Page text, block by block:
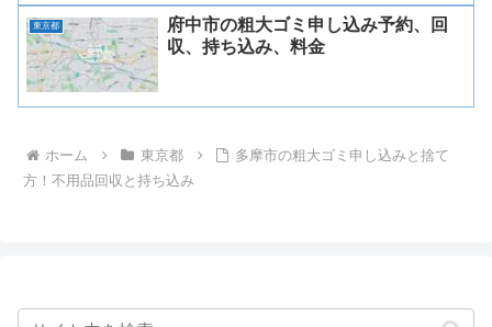
東京都
府中市の粗大ゴミ申し込み予約、回
収、持ち込み、料金
ホーム 東京都
多摩市の粗大ゴミ申し込みと捨て
方！不用品回収と持ち込み